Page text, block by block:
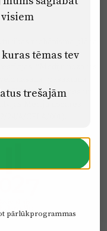
mehānisma plāna
digitālā
“Mediju nozares
pasākuma
kompetences un
Mediju nozares
A/CFLA/001).
visiem
tēmas tev
trešajām
pārlūkprogrammas